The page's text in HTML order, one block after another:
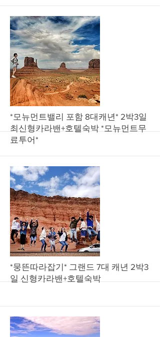
*모뉴먼트밸리 포함 8대캐년* 2박3일
최신형카라밴+호텔숙박 *모뉴먼트무
료투어*
More
*뭉뜬따라잡기* 그랜드 7대 캐년 2박3
일 신형카라밴+호텔숙박